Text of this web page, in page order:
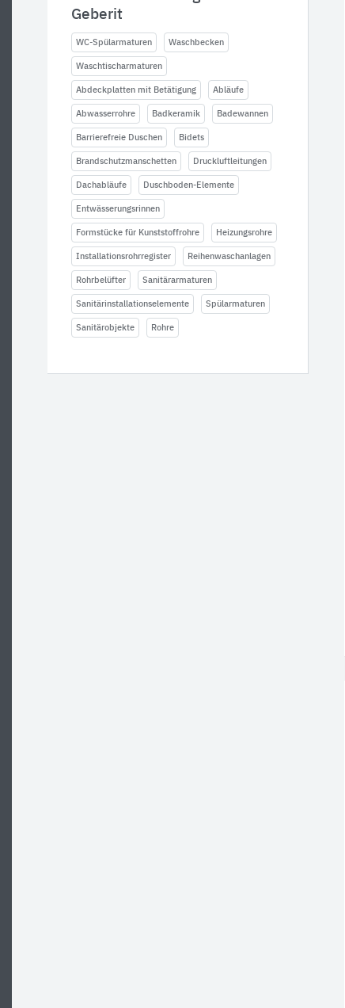
Geberit
WC-Spülarmaturen Waschbecken
Waschtischarmaturen
Abdeckplatten mit Betätigung Abläufe
Abwasserrohre Badkeramik Badewannen
Barrierefreie Duschen Bidets
Brandschutzmanschetten Druckluftleitungen
Dachabläufe Duschboden-Elemente
Entwässerungsrinnen
Formstücke für Kunststoffrohre Heizungsrohre
Installationsrohrregister Reihenwaschanlagen
Rohrbelüfter Sanitärarmaturen
Sanitärinstallationselemente Spülarmaturen
Sanitärobjekte Rohre